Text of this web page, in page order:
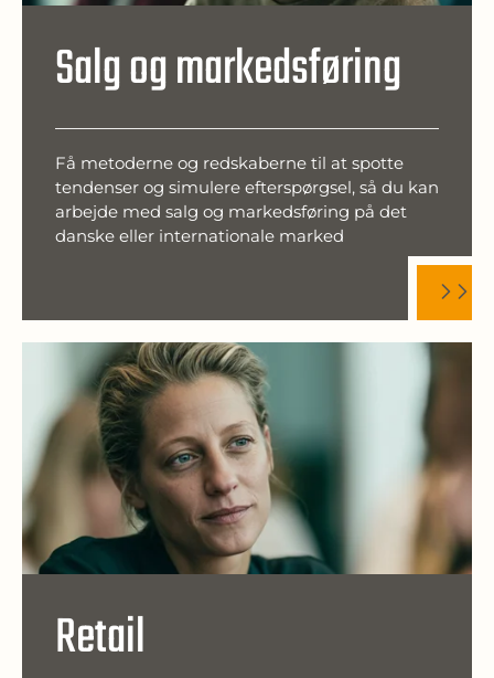
Salg og markedsføring
Få metoderne og redskaberne til at spotte
tendenser og simulere efterspørgsel, så du kan
arbejde med salg og markedsføring på det
danske eller internationale marked
Retail